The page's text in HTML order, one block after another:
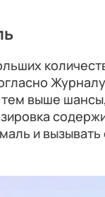
выше
и вызывать